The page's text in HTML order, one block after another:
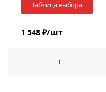
Таблица выбора
1 548₽/шт